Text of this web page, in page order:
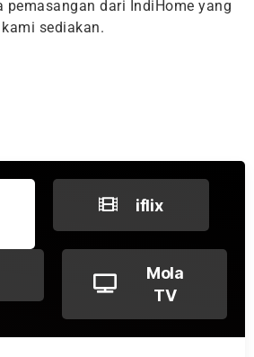
pemasangan dari IndiHome yang
kami sediakan.
iflix
Mola
TV